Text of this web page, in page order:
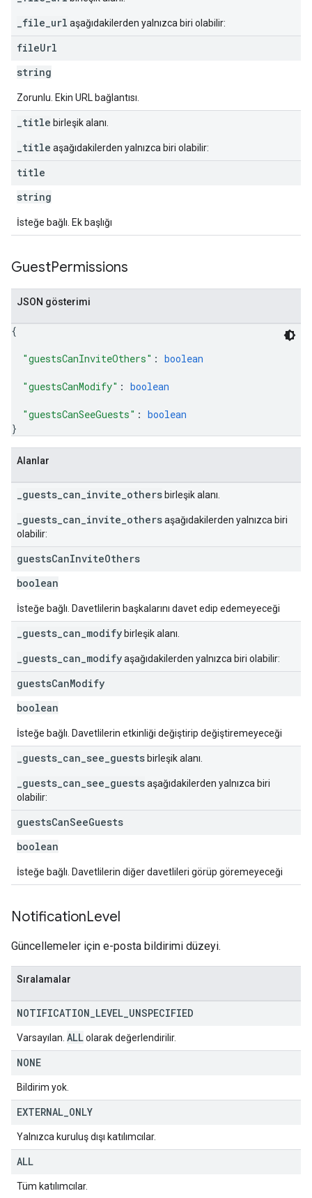
_file_url aşağıdakilerden yalnızca biri olabilir:
fileUrl
string
Zorunlu. Ekin URL bağlantısı.
_title birleşik alanı.
_title aşağıdakilerden yalnızca biri olabilir:
title
string
İsteğe bağlı. Ek başlığı
GuestPermissions
JSON gösterimi
{
"guestsCanInviteOthers" : boolean
"guestsCanModify" : boolean
"guestsCanSeeGuests" : boolean
}
Alanlar
_guests_can_invite_others birleşik alanı.
_guests_can_invite_othersaşağıdakilerden yalnızca biri
olabilir:
guestsCanInviteOthers
boolean
İsteğe bağlı. Davetlilerin başkalarını davet edip edemeyeceği
_guests_can_modify birleşik alanı.
_guests_can_modifyaşağıdakilerden yalnızca biri olabilir:
guestsCanModify
boolean
İsteğe bağlı. Davetlilerin etkinliği değiştirip değiştiremeyeceği
_guests_can_see_guests birleşik alanı.
_guests_can_see_guestsaşağıdakilerden yalnızca biri
olabilir:
guestsCanSeeGuests
boolean
İsteğe bağlı. Davetlilerin diğer davetlileri görüp göremeyeceği
NotificationLevel
Güncellemeler için e-posta bildirimi düzeyi.
Sıralamalar
NOTIFICATION LEVEL UNSPECIFIED
Varsayılan. ALLolarak değerlendirilir.
NONE
Bildirim yok.
EXTERNAL ONLY
Yalnızca kuruluş dışı katılımcılar.
ALL
Tüm katılımcılar.